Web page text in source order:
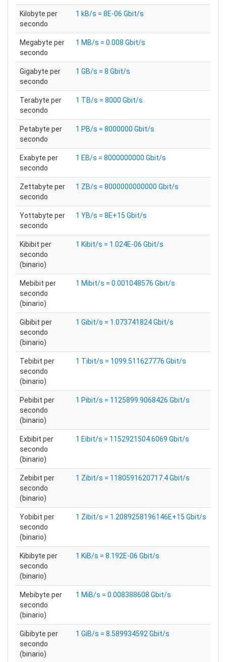
Kilobyte per
secondo
1 kB/s = 8E-06 Gbit/s
Megabyte per
secondo
1 MB/s = 0.008 Gbit/s
Gigabyte per
secondo
1 GB/s = 8 Gbit/s
Terabyte per
secondo
1 TB/s = 8000 Gbit/s
Petabyte per
secondo
1 PB/s = 8000000 Gbit/s
Exabyte per
secondo
1 EB/s = 8000000000 Gbit/s
Zettabyte per
secondo
1 ZB/s = 8000000000000 Gbit/s
Yottabyte per
secondo
1 YB/s = 8E+15 Gbit/s
Kibibit per
secondo
(binario)
1 Kibit/s = 1.024E-06 Gbit/s
Mebibit per
secondo
(binario)
1 Mibit/s = 0.001048576 Gbit/s
Gibibit per
secondo
(binario)
1 Gibit/s = 1.073741824 Gbit/s
Tebibit per
secondo
(binario)
1 Tibit/s = 1099.511627776 Gbit/s
Pebibit per
secondo
(binario)
1 Pibit/s = 1125899.9068426 Gbit/s
Exbibit per
secondo
(binario)
1 Eibit/s = 1152921504.6069 Gbit/s
Zebibit per
secondo
(binario)
1 Zibit/s = 1180591620717.4 Gbit/s
Yobibit per
secondo
(binario)
1 Zibit/s = 1.2089258196146E+15 Gbit/s
Kibibyte per
secondo
(binario)
1 KiB/s = 8.192E-06 Gbit/s
Mebibyte per
secondo
(binario)
1 MiB/s = 0.008388608 Gbit/s
Gibibyte per
secondo
(binario)
1 GiB/s = 8.589934592 Gbit/s